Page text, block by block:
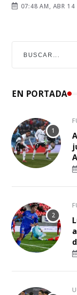
07:48 AM, ABR 14
EN PORTADA